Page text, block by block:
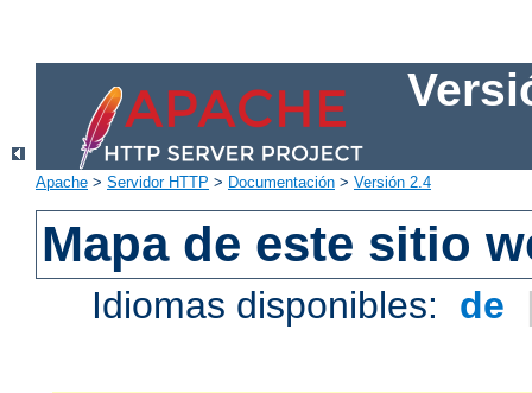
Apache > Servidor HTTP > Documentación > Versión 2.4
Mapa de este sitio
Idiomas disponibles: de